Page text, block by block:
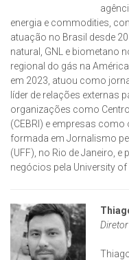
energia e commodities,
atuação no Brasil desde
natural, GNL e biometano
regional do gás na
em 2023, atuou como
líder de relações externas
organizações como
(CEBRI) e empresas como
formada em Jornalismo
(UFF), no Rio de Janeiro,
negócios pela University of
Diretor